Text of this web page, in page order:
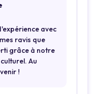
avec
ravis que
grâce à notre
Au
!